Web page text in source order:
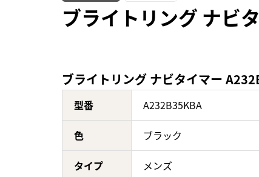
ブライトリング ナビ
ブライトリング ナビタイマー
型番 A232B35KBA
色 ブラック
タイプ メンズ